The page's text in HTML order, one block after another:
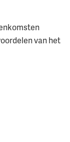
van het